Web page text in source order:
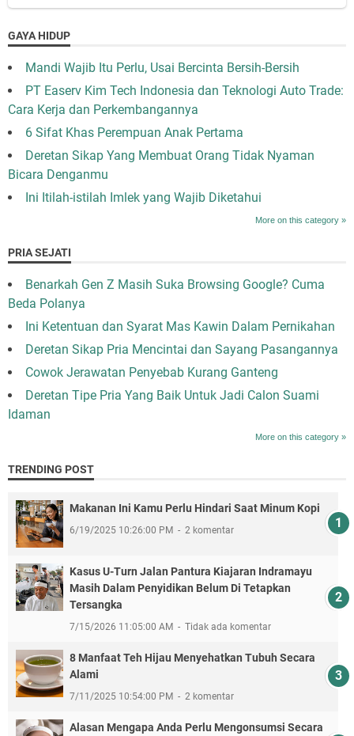
GAYA HIDUP
Mandi Wajib Itu Perlu, Usai Bercinta Bersih-Bersih
PT Easerv Kim Tech Indonesia dan Teknologi Auto Trade:
Cara Kerja dan Perkembangannya
6 Sifat Khas Perempuan Anak Pertama
Deretan Sikap Yang Membuat Orang Tidak Nyaman
Bicara Denganmu
Ini Itilah-istilah Imlek yang Wajib Diketahui
More on this category »
PRIA SEJATI
Benarkah Gen Z Masih Suka Browsing Google? Cuma
Beda Polanya
Ini Ketentuan dan Syarat Mas Kawin Dalam Pernikahan
Deretan Sikap Pria Mencintai dan Sayang Pasangannya
Cowok Jerawatan Penyebab Kurang Ganteng
Deretan Tipe Pria Yang Baik Untuk Jadi Calon Suami
Idaman
More on this category »
TRENDING POST
Makanan Ini Kamu Perlu Hindari Saat Minum Kopi
6/19/2025 10:26:00 PM 2 komentar
Kasus U-Turn Jalan Pantura Kiajaran Indramayu
Masih Dalam Penyidikan Belum Di Tetapkan
Tersangka
7/15/2026 11:05:00 AM Tidak ada komentar
8 Manfaat Teh Hijau Menyehatkan Tubuh Secara
Alami
7/11/2025 10:54:00 PM 2 komentar
Alasan Mengapa Anda Perlu Mengonsumsi Secara